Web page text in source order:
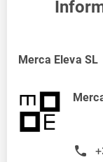
Merca Eleva SL